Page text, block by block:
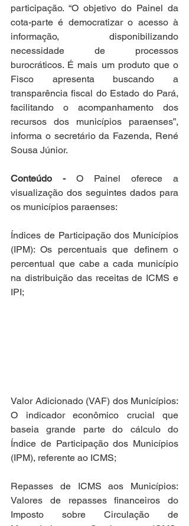
participação. “O objetivo do Painel da
cota-parte é democratizar o acesso à
informação, disponibilizando
necessidade de processos
burocráticos. É mais um produto que o
Fisco apresenta buscando a
transparência fiscal do Estado do Pará,
facilitando o acompanhamento dos
recursos dos municípios paraenses”,
informa o secretário da Fazenda, René
Sousa Júnior.
Conteúdo - O Painel oferece a
visualização dos seguintes dados para
os municípios paraenses:
Índices de Participação dos Municípios
(IPM): Os percentuais que definem o
percentual que cabe a cada município
na distribuição das receitas de ICMS e
IPI;
Valor Adicionado (VAF) dos Municípios:
O indicador econômico crucial que
baseia grande parte do cálculo do
Índice de Participação dos Municípios
(IPM), referente ao ICMS;
Repasses de ICMS aos Municípios:
Valores de repasses financeiros do
Imposto sobre Circulação de